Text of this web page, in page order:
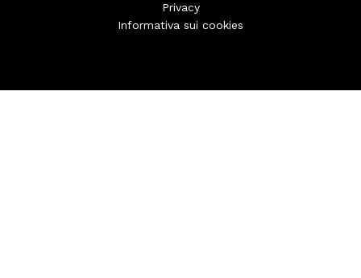
Privacy
Informativa sui cookies